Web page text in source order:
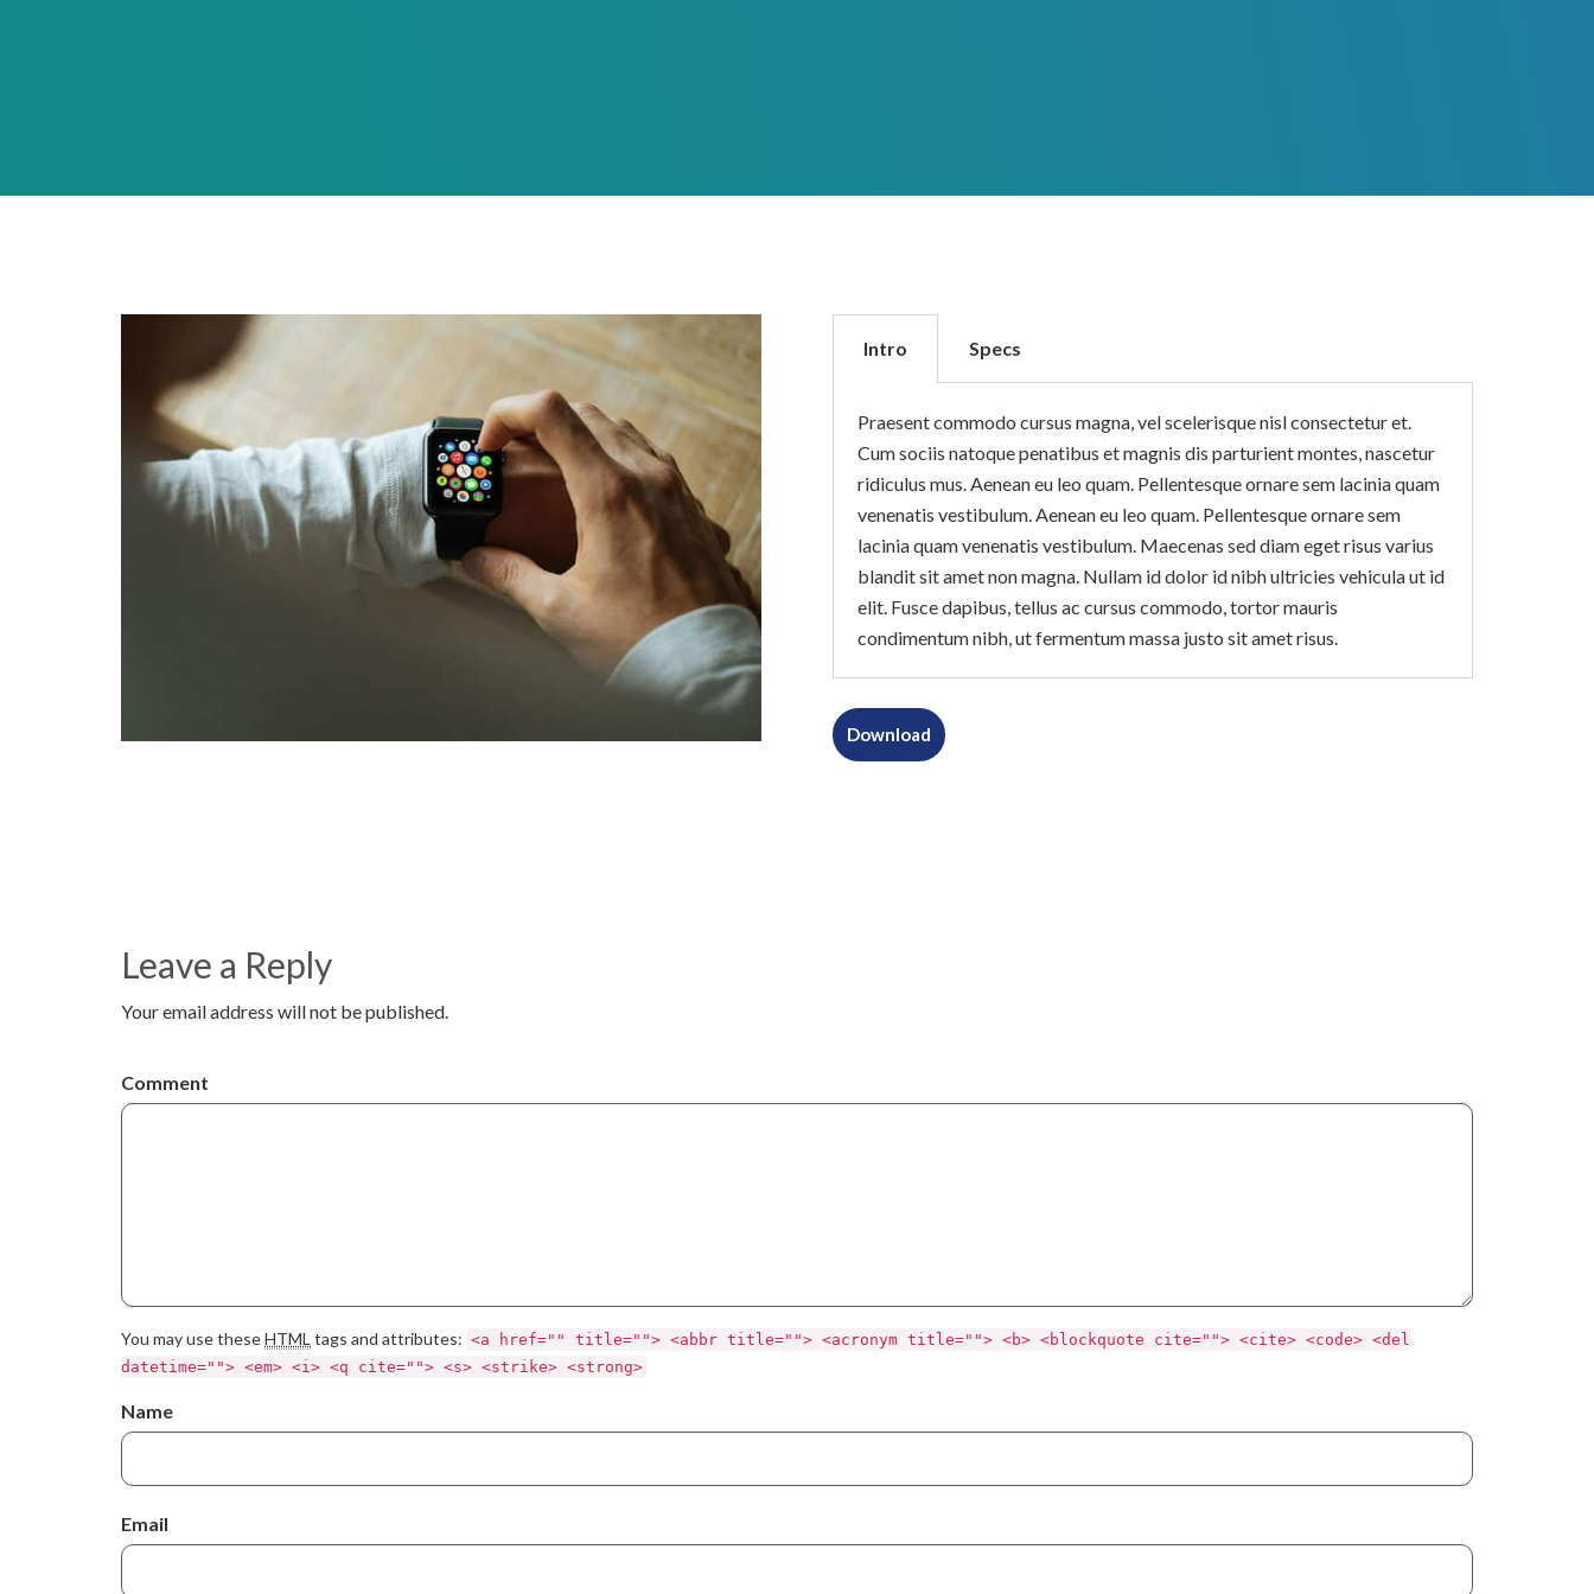
Intro Specs
Praesent commodo cursus magna, vel scelerisque nisl consectetur et.
Cum sociis natoque penatibus et magnis dis parturient montes, nascetur
ridiculus mus. Aenean eu leo quam. Pellentesque ornare sem lacinia quam
venenatis vestibulum. Aenean eu leo quam. Pellentesque ornare sem
lacinia quam venenatis vestibulum. Maecenas sed diam eget risus varius
blandit sit amet non magna. Nullam id dolor id nibh ultricies vehicula ut id
elit. Fusce dapibus, tellus ac cursus commodo, tortor mauris
condimentum nibh, ut fermentum massa justo sit amet risus.
Download
Leave a Reply
Your email address will not be published.
Comment
You may use theseHTML tags and attributes: <a href="" title=""> <abbr title=""> <acronym title=""> <b> <blockquote cite=""> <cite> <code> <del
datetime=""> <em> <i> <q cite=""> <s> <strike> <strong>
Name
Email